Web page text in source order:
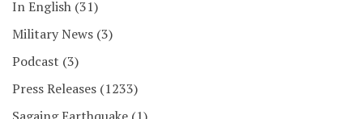
In English (31)
Military News (3)
Podcast (3)
Press Releases (1233)